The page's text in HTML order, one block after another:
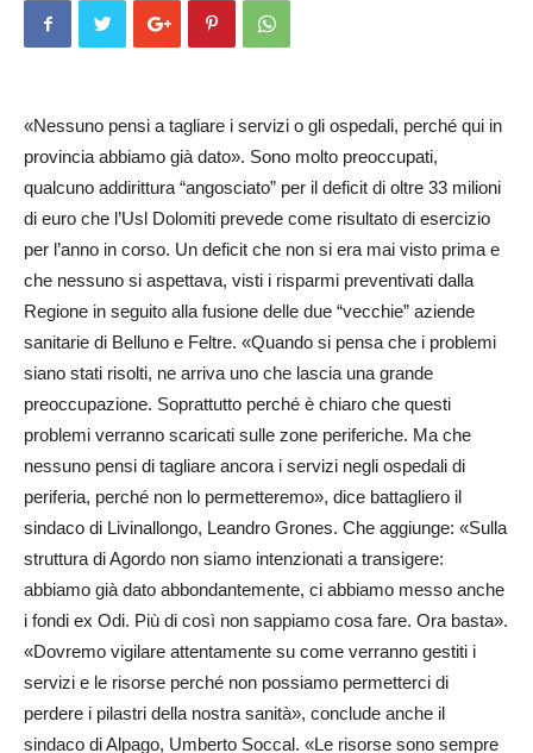
«Nessuno pensi a tagliare i servizi o gli ospedali, perché qui in
provincia abbiamo già dato». Sono molto preoccupati,
qualcuno addirittura “angosciato” per il deficit di oltre 33 milioni
di euro che l’Usl Dolomiti prevede come risultato di esercizio
per l’anno in corso. Un deficit che non si era mai visto prima e
che nessuno si aspettava, visti i risparmi preventivati dalla
Regione in seguito alla fusione delle due “vecchie” aziende
sanitarie di Belluno e Feltre. «Quando si pensa che i problemi
siano stati risolti, ne arriva uno che lascia una grande
preoccupazione. Soprattutto perché è chiaro che questi
problemi verranno scaricati sulle zone periferiche. Ma che
nessuno pensi di tagliare ancora i servizi negli ospedali di
periferia, perché non lo permetteremo», dice battagliero il
sindaco di Livi­nallongo, Leandro Grones. Che aggiunge: «Sulla
struttura di Agordo non siamo intenzionati a transigere:
abbiamo già dato abbondantemente, ci abbiamo messo anche
i fondi ex Odi. Più di così non sappiamo cosa fare. Ora basta».
«Dovremo vigilare attentamente su come verranno gestiti i
servizi e le risorse perché non possiamo permetterci di
perdere i pilastri della nostra sanità», conclude anche il
sindaco di Alpago, Umberto Soccal. «Le risorse sono sempre